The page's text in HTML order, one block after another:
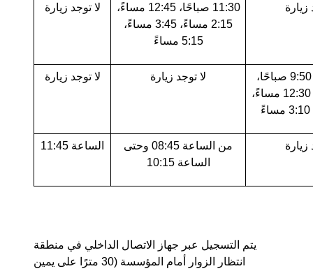
زيارة
11:30 صباحًا، 12:45 مساءً،
2:15 مساءً، 3:45 مساءً،
5:15 مساءً
لا توجد زيارة
8:40 صباحًا، 9:50 صباحًا،
11:10 صباحًا، 12:30 مساءً،
لا توجد زيارة لا توجد زيارة
زيارة
من الساعة 08:45 وحتى
الساعة 10:15
الساعة 11:45
يتم التسجيل عبر جهاز الاتصال الداخلي في منطقة
انتظار الزوار أمام المؤسسة (30 مترًا على يمين